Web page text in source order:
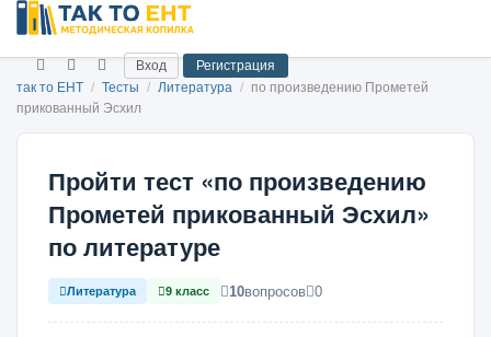
Вход
Регистрация
так то ЕНТ / Тесты / Литература / по произведению Прометей
прикованный Эсхил
Пройти тест «по произведению
Прометей прикованный Эсхил»
по литературе
Литература 9 класс 10вопросов 0